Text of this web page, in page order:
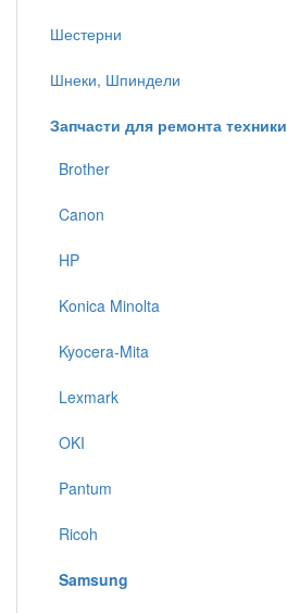
Шестерни
Шнеки, Шпиндели
Запчасти для ремонта техники
Brother
Canon
HP
Konica Minolta
Kyocera-Mita
Lexmark
OKI
Pantum
Ricoh
Samsung